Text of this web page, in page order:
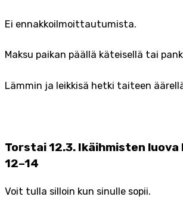
Ei ennakkoilmoittautumista.
Maksu paikan päällä käteisellä tai
Lämmin ja leikkisä hetki taiteen
Torstai 12.3. Ikäihmisten
12–14
Voit tulla silloin kun sinulle sopii.